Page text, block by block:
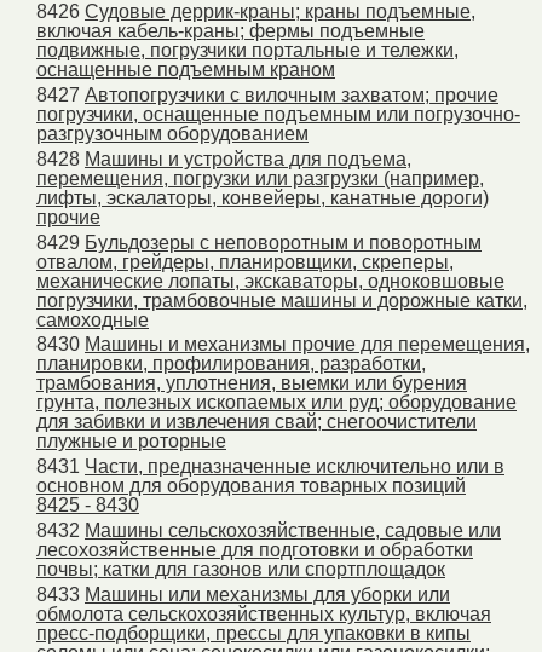
8426 Судовые деррик-краны; краны подъемные,
включая кабель-краны; фермы подъемные
подвижные, погрузчики портальные и тележки,
оснащенные подъемным краном
8427 Автопогрузчики с вилочным захватом; прочие
погрузчики, оснащенные подъемным или погрузочно-
разгрузочным оборудованием
8428 Машины и устройства для подъема,
перемещения, погрузки или разгрузки (например,
лифты, эскалаторы, конвейеры, канатные дороги)
прочие
8429 Бульдозеры с неповоротным и поворотным
отвалом, грейдеры, планировщики, скреперы,
механические лопаты, экскаваторы, одноковшовые
погрузчики, трамбовочные машины и дорожные катки,
самоходные
8430 Машины и механизмы прочие для перемещения,
планировки, профилирования, разработки,
трамбования, уплотнения, выемки или бурения
грунта, полезных ископаемых или руд; оборудование
для забивки и извлечения свай; снегоочистители
плужные и роторные
8431 Части, предназначенные исключительно или в
основном для оборудования товарных позиций
8425 - 8430
8432 Машины сельскохозяйственные, садовые или
лесохозяйственные для подготовки и обработки
почвы; катки для газонов или спортплощадок
8433 Машины или механизмы для уборки или
обмолота сельскохозяйственных культур, включая
пресс-подборщики, прессы для упаковки в кипы